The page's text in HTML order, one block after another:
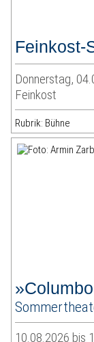
Feinkost-
Donnerstag,
Feinkost
Rubrik: Bühne
10.08.2026 bis